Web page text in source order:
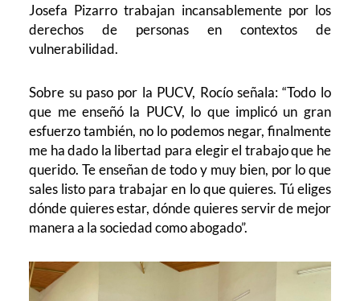
Josefa Pizarro trabajan incansablemente por los
derechos de personas en contextos de
vulnerabilidad.
Sobre su paso por la PUCV, Rocío señala: “Todo lo
que me enseñó la PUCV, lo que implicó un gran
esfuerzo también, no lo podemos negar, finalmente
me ha dado la libertad para elegir el trabajo que he
querido. Te enseñan de todo y muy bien, por lo que
sales listo para trabajar en lo que quieres. Tú eliges
dónde quieres estar, dónde quieres servir de mejor
manera a la sociedad como abogado”.